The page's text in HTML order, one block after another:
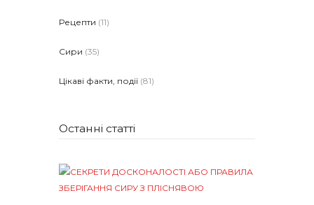
Рецепти (11)
Сири (35)
Цікаві факти, події (81)
Останні статті